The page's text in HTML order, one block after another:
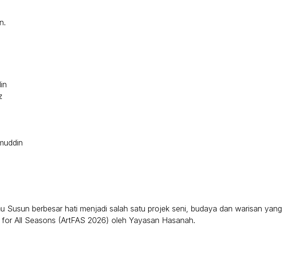
Susun berbesar hati menjadi salah satu projek seni, budaya dan warisan yang
All Seasons (ArtFAS 2026) oleh Yayasan Hasanah.